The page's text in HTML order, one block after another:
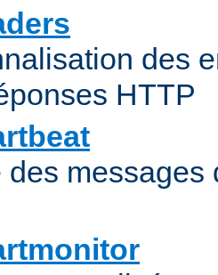
des
HTTP
des messages